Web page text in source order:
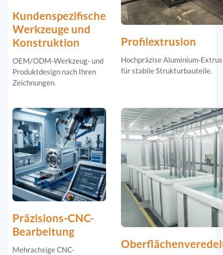
Kundenspezifische
Werkzeuge und
Konstruktion
OEM/ODM-Werkzeug- und
Produktdesign nach Ihren
Zeichnungen.
Profilextrusion
Hochpräzise Aluminium-
für stabile Strukturbauteile.
Präzisions-CNC-
Bearbeitung
Mehrachsige CNC-